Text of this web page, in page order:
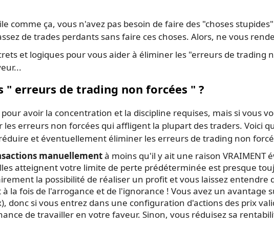
comme ça, vous n'avez pas besoin de faire des "choses
de trades perdants sans faire ces choses. Alors, ne vous
et logiques pour vous aider à éliminer les "erreurs de trading
" erreurs de trading non forcées " ?
avoir la concentration et la discipline requises, mais si vous
erreurs non forcées qui affligent la plupart des traders. Voici
et éventuellement éliminer les erreurs de trading non
manuellementà moins qu'il y ait une raison
atteignent votre limite de perte prédéterminée est presque
la possibilité de réaliser un profit et vous laissez entendre
la fois de l'arrogance et de l'ignorance ! Vous avez un
donc si vous entrez dans une configuration d'actions des prix
de travailler en votre faveur. Sinon, vous réduisez sa